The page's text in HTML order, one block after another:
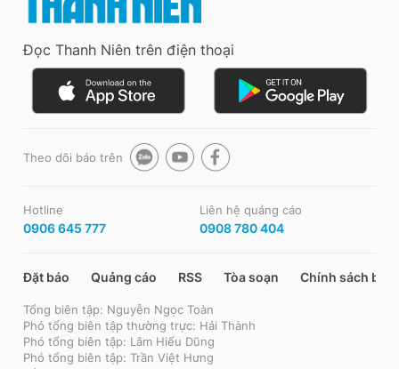
Đọc Thanh Niên trên điện thoại
Theo dõi báo trên
Hotline
0906 645 777
Liên hệ quảng cáo
0908 780 404
Đặt báo Quảng cáo RSS Tòa soạn Chính sách bảo
Tổng biên tập: Nguyễn Ngọc Toàn
Phó tổng biên tập thường trực: Hải Thành
Phó tổng biên tập: Lâm Hiếu Dũng
Phó tổng biên tập: Trần Việt Hưng